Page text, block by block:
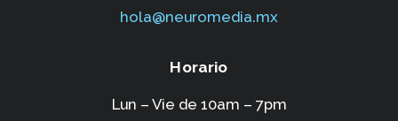
hola@neuromedia.mx
Horario
Lun – Vie de 10am – 7pm